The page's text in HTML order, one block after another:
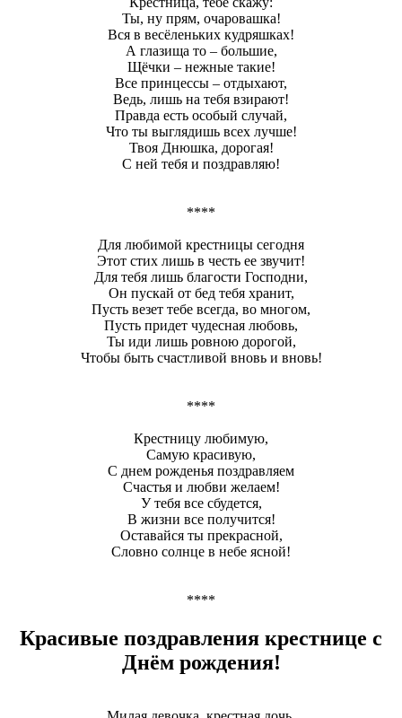
Ты, ну прям, очаровашка!
Вся в весёленьких кудряшках!
А глазища то – большие,
Щёчки – нежные такие!
Все принцессы – отдыхают,
Ведь, лишь на тебя взирают!
Правда есть особый случай,
Что ты выглядишь всех лучше!
Твоя Днюшка, дорогая!
С ней тебя и поздравляю!
****
Для любимой крестницы сегодня
Этот стих лишь в честь ее звучит!
Для тебя лишь благости Господни,
Он пускай от бед тебя хранит,
Пусть везет тебе всегда, во многом,
Пусть придет чудесная любовь,
Ты иди лишь ровною дорогой,
Чтобы быть счастливой вновь и вновь!
****
Крестницу любимую,
Самую красивую,
С днем рожденья поздравляем
Счастья и любви желаем!
У тебя все сбудется,
В жизни все получится!
Оставайся ты прекрасной,
Словно солнце в небе ясной!
****
Красивые поздравления крестнице с
Днём рождения!